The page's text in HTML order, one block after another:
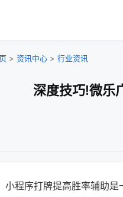
> 资讯中心 > 行业资讯
深度技巧!微乐
小程序打牌提高胜率辅助是